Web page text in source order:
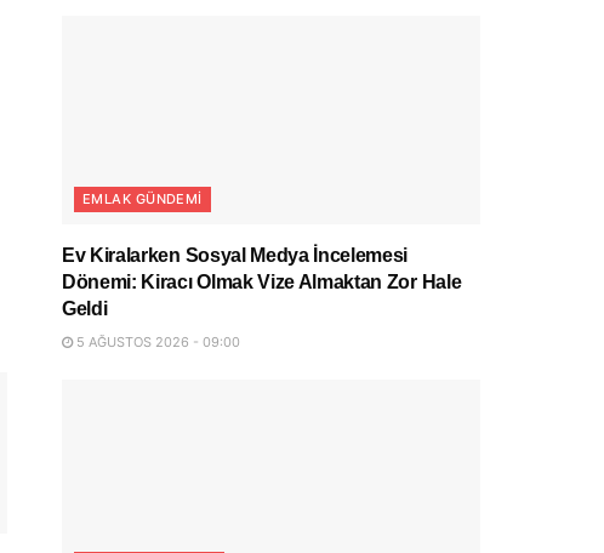
EMLAK GÜNDEMI
Ev Kiralarken Sosyal Medya İncelemesi
Dönemi: Kiracı Olmak Vize Almaktan Zor Hale
Geldi
5 AĞUSTOS 2026 - 09:00